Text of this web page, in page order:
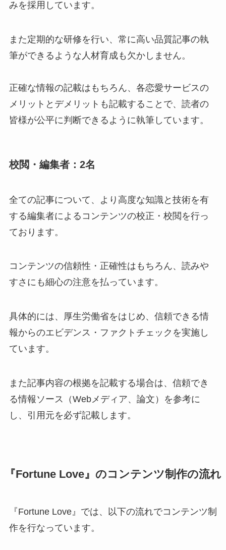
みを採用しています。
また定期的な研修を行い、常に高い品質記事の執
筆ができるような人材育成も欠かしません。
正確な情報の記載はもちろん、各恋愛サービスの
メリットとデメリットも記載することで、読者の
皆様が公平に判断できるように執筆しています。
校閲・編集者：2名
全ての記事について、より高度な知識と技術を有
する編集者によるコンテンツの校正・校閲を行っ
ております。
コンテンツの信頼性・正確性はもちろん、読みや
すさにも細心の注意を払っています。
具体的には、厚生労働省をはじめ、信頼できる情
報からのエビデンス・ファクトチェックを実施し
ています。
また記事内容の根拠を記載する場合は、信頼でき
る情報ソース（Webメディア、論文）を参考に
し、引用元を必ず記載します。
『Fortune Love』のコンテンツ制作の流れ
『Fortune Love』では、以下の流れでコンテンツ制
作を行なっています。